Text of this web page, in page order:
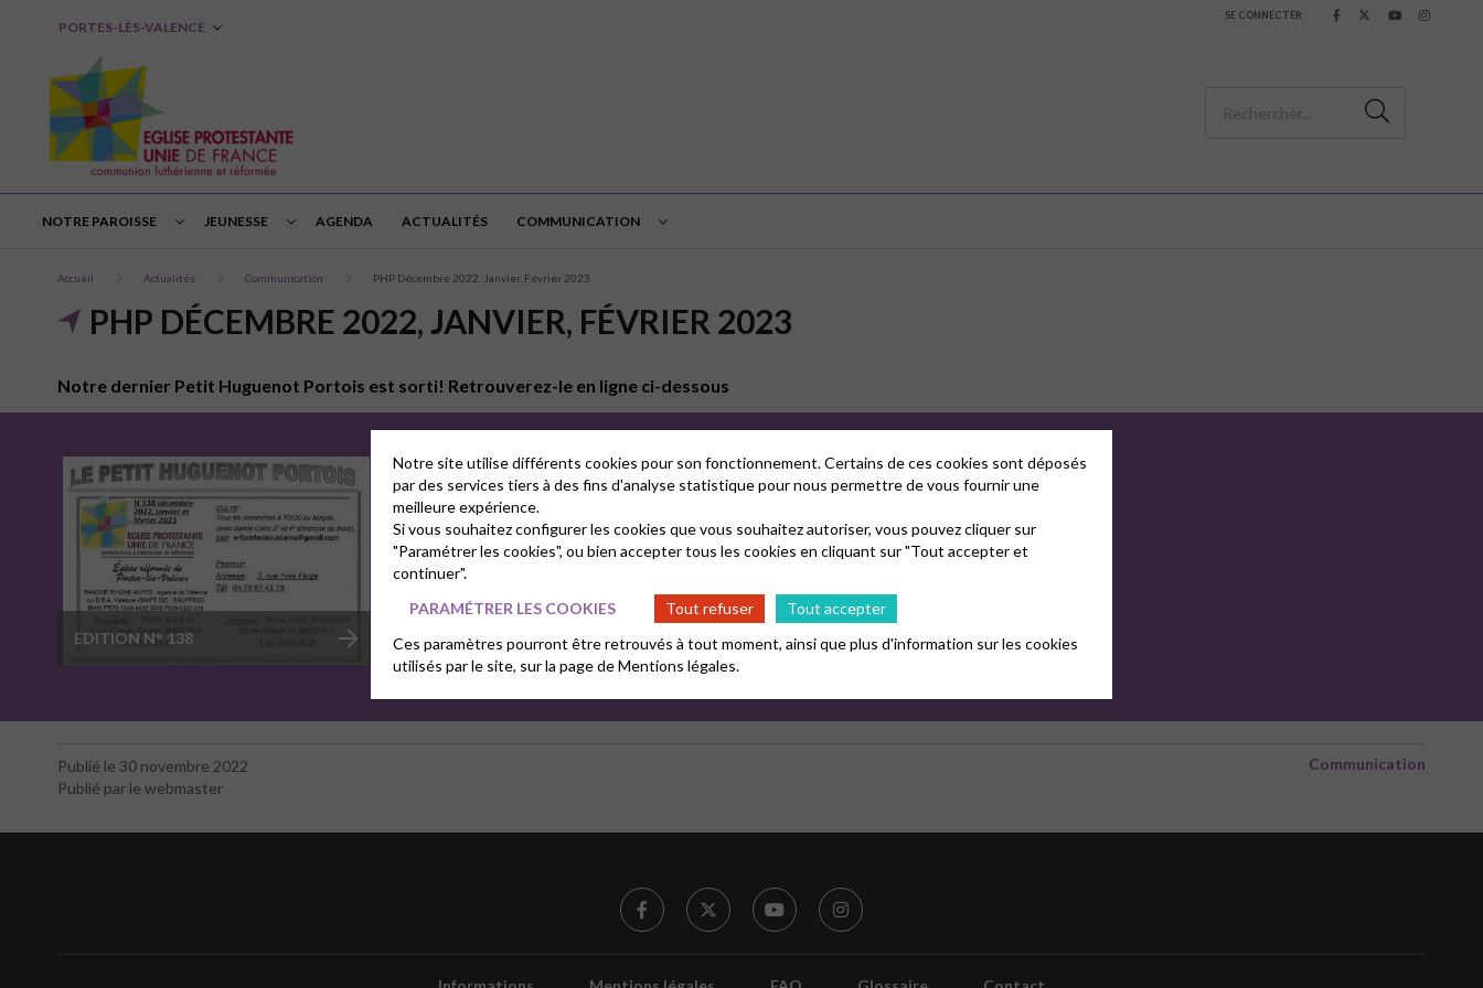
PORTES-LÈS-VALENCE
SE CONNECTER
NOTRE PAROISSE JEUNESSE AGENDA ACTUALITÉS COMMUNICATION
Accueil Actualités Communication PHP Décembre 2022, Janvier, Février 2023
PHP DÉCEMBRE 2022, JANVIER, FÉVRIER 2023
Notre dernier Petit Huguenot Portois est sorti! Retrouverez-le en ligne ci-dessous
EDITION N° 138
Publié le 30 novembre 2022
Publié par le webmaster
Communication
Notre site utilise différents cookies pour son fonctionnement. Certains de ces cookies sont déposés
par des services tiers à des fins d'analyse statistique pour nous permettre de vous fournir une
meilleure expérience.
Si vous souhaitez configurer les cookies que vous souhaitez autoriser, vous pouvez cliquer sur
"Paramétrer les cookies", ou bien accepter tous les cookies en cliquant sur "Tout accepter et
continuer".
PARAMÉTRER LES COOKIES
Tout refuser
Tout accepter
Ces paramètres pourront être retrouvés à tout moment, ainsi que plus d'information sur les cookies
utilisés par le site, sur la page deMentions légales.